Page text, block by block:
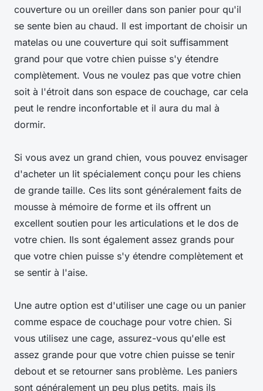
couverture ou un oreiller dans son panier pour qu'il
se sente bien au chaud. Il est important de choisir un
matelas ou une couverture qui soit suffisamment
grand pour que votre chien puisse s'y étendre
complètement. Vous ne voulez pas que votre chien
soit à l'étroit dans son espace de couchage, car cela
peut le rendre inconfortable et il aura du mal à
dormir.
Si vous avez un grand chien, vous pouvez envisager
d'acheter un lit spécialement conçu pour les chiens
de grande taille. Ces lits sont généralement faits de
mousse à mémoire de forme et ils offrent un
excellent soutien pour les articulations et le dos de
votre chien. Ils sont également assez grands pour
que votre chien puisse s'y étendre complètement et
se sentir à l'aise.
Une autre option est d'utiliser une cage ou un panier
comme espace de couchage pour votre chien. Si
vous utilisez une cage, assurez-vous qu'elle est
assez grande pour que votre chien puisse se tenir
debout et se retourner sans problème. Les paniers
sont généralement un peu plus petits, mais ils